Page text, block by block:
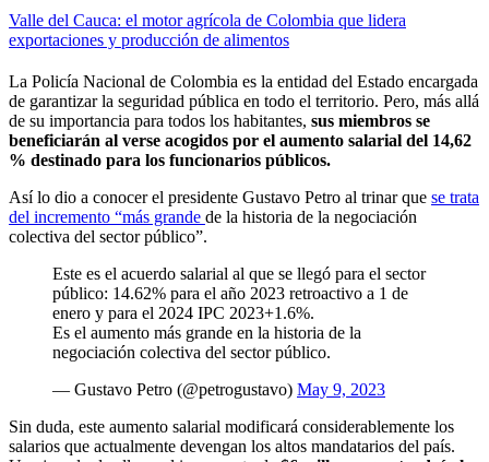
Valle del Cauca: el motor agrícola de Colombia que lidera
exportaciones y producción de alimentos
La Policía Nacional de Colombia es la entidad del Estado encargada
de garantizar la seguridad pública en todo el territorio. Pero, más allá
de su importancia para todos los habitantes, sus miembros se
beneficiarán al verse acogidos por el aumento salarial del 14,62
% destinado para los funcionarios públicos.
Así lo dio a conocer el presidente Gustavo Petro al trinar que se trata
del incremento “más grande de la historia de la negociación
colectiva del sector público”.
Este es el acuerdo salarial al que se llegó para el sector
público: 14.62% para el año 2023 retroactivo a 1 de
enero y para el 2024 IPC 2023+1.6%.
Es el aumento más grande en la historia de la
negociación colectiva del sector público.
— Gustavo Petro (@petrogustavo) May 9, 2023
Sin duda, este aumento salarial modificará considerablemente los
salarios que actualmente devengan los altos mandatarios del país.